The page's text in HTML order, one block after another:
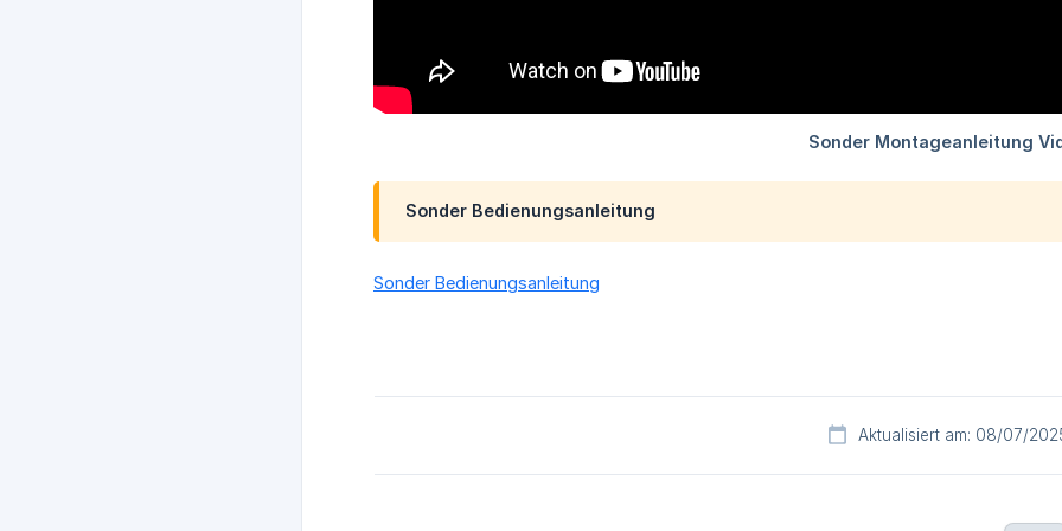
Sonder Bedienungsanleitung
Sonder Bedienungsanleitung
Aktualisiert am: 08/07/